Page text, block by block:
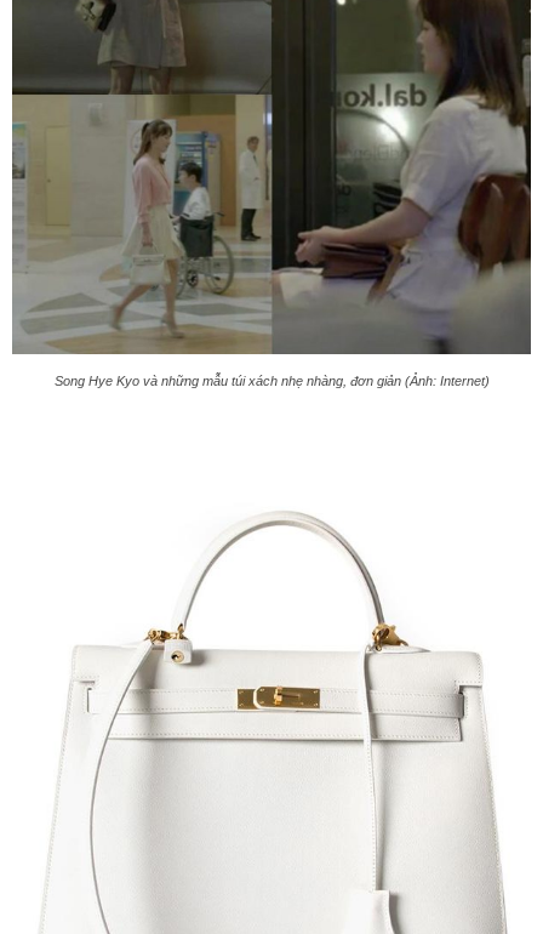
Song Hye Kyo và những mẫu túi xách nhẹ nhàng, đơn giản (Ảnh: Internet)